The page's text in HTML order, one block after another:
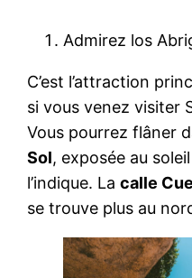
Admirez los
C’est l’attraction
si vous venez visiter
Vous pourrez flâner
Sol, exposée au
l’indique. Lacalle
se trouve plus au